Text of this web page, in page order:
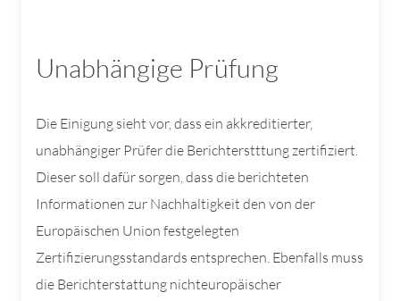
Unabhängige Prüfung
Die Einigung sieht vor, dass ein akkreditierter,
unabhängiger Prüfer die Berichterstttung zertifiziert.
Dieser soll dafür sorgen, dass die berichteten
Informationen zur Nachhaltigkeit den von der
Europäischen Union festgelegten
Zertifizierungsstandards entsprechen. Ebenfalls muss
die Berichterstattung nichteuropäischer